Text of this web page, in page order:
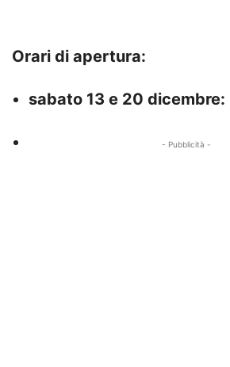
Orari di apertura:
sabato 13 e 20 dicembre:
- Pubblicità -